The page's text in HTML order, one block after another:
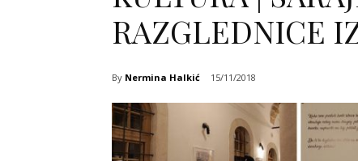
RAZGLEDNICE
By Nermina Halkić 15/11/2018